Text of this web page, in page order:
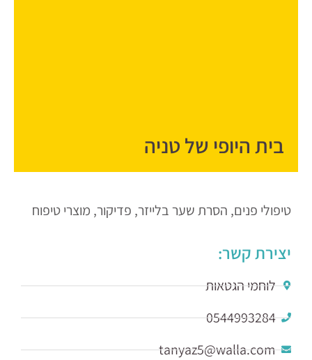
בית היופי של טניה
טיפולי פנים, הסרת שער בלייזר, פדיקור, מוצרי טיפוח
יצירת קשר:
לוחמי הגטאות
0544993284
tanyaz5@walla.com